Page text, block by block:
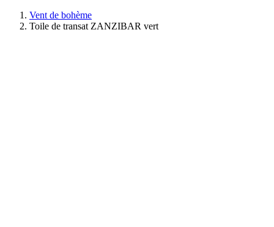
Vent de bohème
Toile de transat ZANZIBAR vert